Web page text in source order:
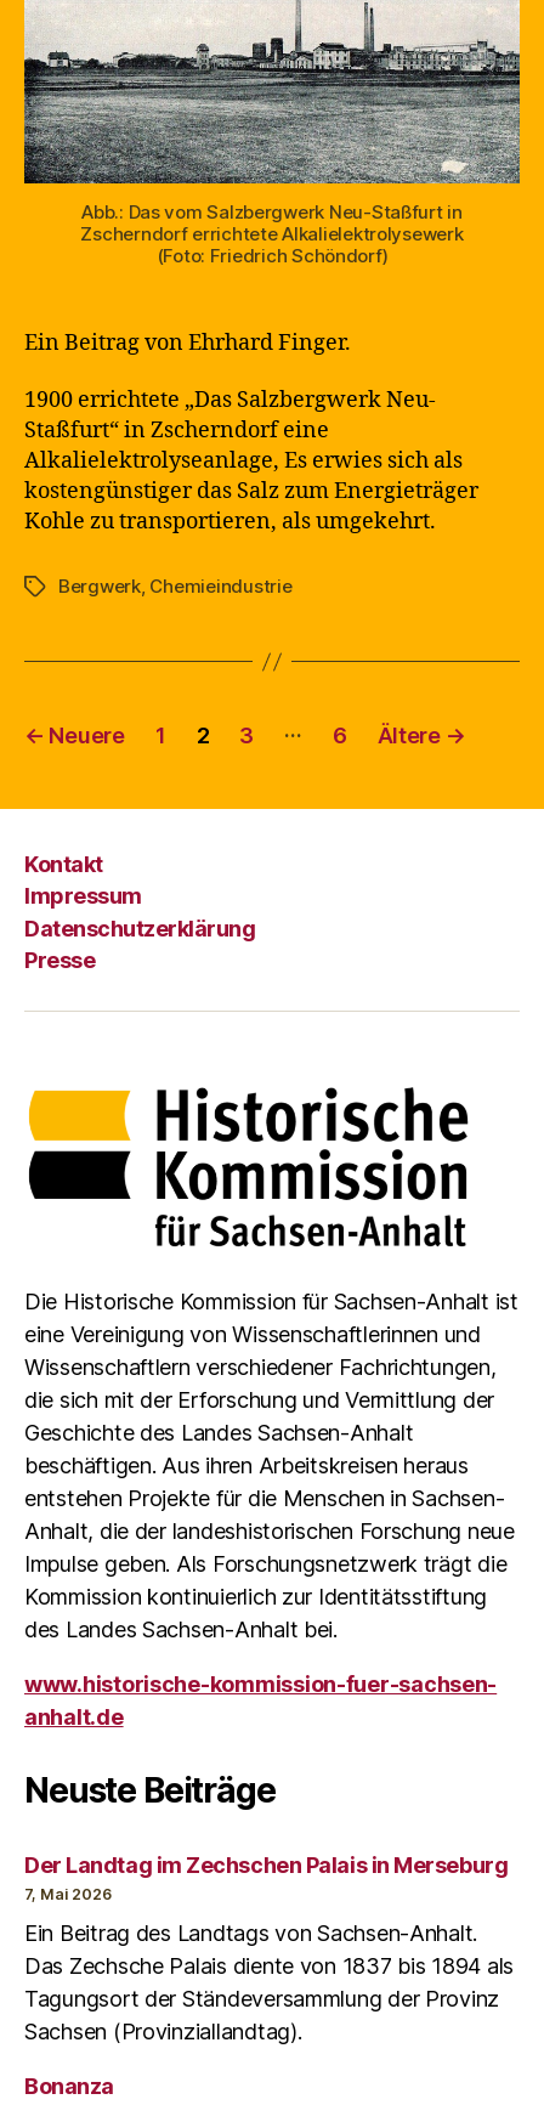
Abb.: Das vom Salzbergwerk Neu-Staßfurt in
Zscherndorf errichtete Alkalielektrolysewerk
(Foto: Friedrich Schöndorf)
Ein Beitrag von Ehrhard Finger.
1900 errichtete „Das Salzbergwerk Neu-
Staßfurt“ in Zscherndorf eine
Alkalielektrolyseanlage, Es erwies sich als
kostengünstiger das Salz zum Energieträger
Kohle zu transportieren, als umgekehrt.
Schlagwörter
Bergwerk, Chemieindustrie
Seitennummerierung
Beiträge
← Neuere 1 2 3 … 6 Ältere →
Kontakt
Impressum
Datenschutzerklärung
Presse
Die Historische Kommission für Sachsen-Anhalt ist
eine Vereinigung von Wissenschaftlerinnen und
Wissenschaftlern verschiedener Fachrichtungen,
die sich mit der Erforschung und Vermittlung der
Geschichte des Landes Sachsen-Anhalt
beschäftigen. Aus ihren Arbeitskreisen heraus
entstehen Projekte für die Menschen in Sachsen-
Anhalt, die der landeshistorischen Forschung neue
Impulse geben. Als Forschungsnetzwerk trägt die
Kommission kontinuierlich zur Identitätsstiftung
des Landes Sachsen-Anhalt bei.
www.historische-kommission-fuer-sachsen-
anhalt.de
Neuste Beiträge
Der Landtag im Zechschen Palais in Merseburg
7, Mai 2026
Ein Beitrag des Landtags von Sachsen-Anhalt.
Das Zechsche Palais diente von 1837 bis 1894 als
Tagungsort der Ständeversammlung der Provinz
Sachsen (Provinziallandtag).
Bonanza